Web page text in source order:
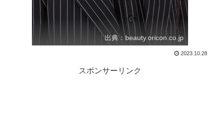
出典：beauty.oricon.co.jp
2023.10.28
スポンサーリンク